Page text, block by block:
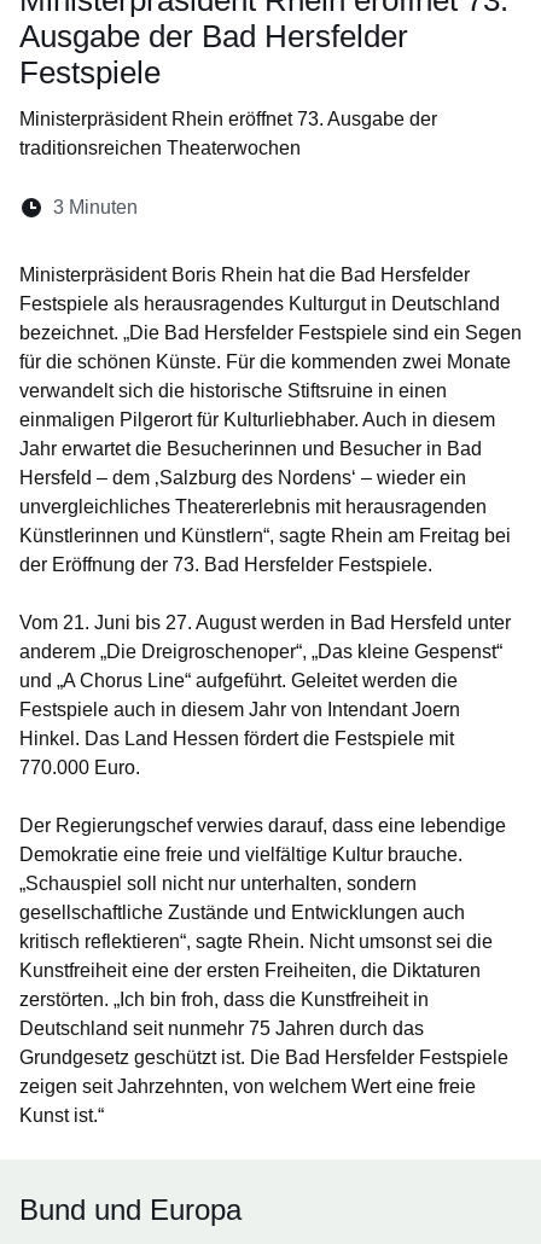
Ausgabe der Bad Hersfelder
Festspiele
Ministerpräsident Rhein eröffnet 73. Ausgabe der
traditionsreichen Theaterwochen
Lesedauer:
3 Minuten
Ministerpräsident Boris Rhein hat die Bad Hersfelder
Festspiele als herausragendes Kulturgut in Deutschland
bezeichnet. „Die Bad Hersfelder Festspiele sind ein Segen
für die schönen Künste. Für die kommenden zwei Monate
verwandelt sich die historische Stiftsruine in einen
einmaligen Pilgerort für Kulturliebhaber. Auch in diesem
Jahr erwartet die Besucherinnen und Besucher in Bad
Hersfeld – dem ‚Salzburg des Nordens‘ – wieder ein
unvergleichliches Theatererlebnis mit herausragenden
Künstlerinnen und Künstlern“, sagte Rhein am Freitag bei
der Eröffnung der 73. Bad Hersfelder Festspiele.
Vom 21. Juni bis 27. August werden in Bad Hersfeld unter
anderem „Die Dreigroschenoper“, „Das kleine Gespenst“
und „A Chorus Line“ aufgeführt. Geleitet werden die
Festspiele auch in diesem Jahr von Intendant Joern
Hinkel. Das Land Hessen fördert die Festspiele mit
770.000 Euro.
Der Regierungschef verwies darauf, dass eine lebendige
Demokratie eine freie und vielfältige Kultur brauche.
„Schauspiel soll nicht nur unterhalten, sondern
gesellschaftliche Zustände und Entwicklungen auch
kritisch reflektieren“, sagte Rhein. Nicht umsonst sei die
Kunstfreiheit eine der ersten Freiheiten, die Diktaturen
zerstörten. „Ich bin froh, dass die Kunstfreiheit in
Deutschland seit nunmehr 75 Jahren durch das
Grundgesetz geschützt ist. Die Bad Hersfelder Festspiele
zeigen seit Jahrzehnten, von welchem Wert eine freie
Kunst ist.“
Bund und Europa